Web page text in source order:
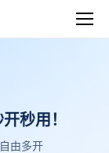
秒用！
由多开